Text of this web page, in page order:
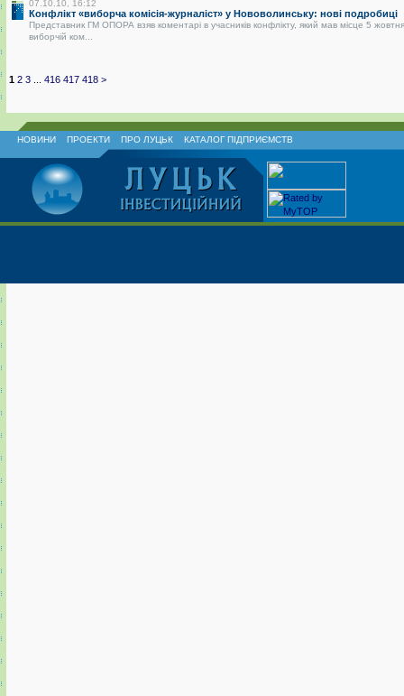
07.10.10, 16:12
Конфлікт «виборча комісія-журналіст» у Нововолинську: нові подробиці
Представник ГМ ОПОРА взяв коментарі в учасників конфлікту, який мав місце 5 жовтня
виборчій ком...
1 2 3 416 417 418 >
НОВИНИ ПРОЕКТИ ПРО ЛУЦЬК КАТАЛОГ ПІДПРИЄМСТВ